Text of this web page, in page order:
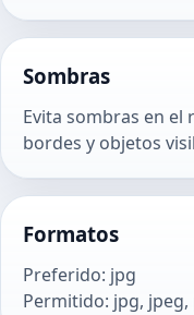
Sombras
Evita sombras en
bordes y objetos
Formatos
Preferido: jpg
Permitido: jpg, jpeg,